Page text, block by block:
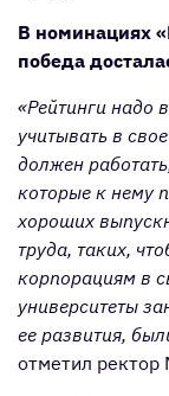
В номинациях
победа
«Рейтинги надо
учитывать в
должен
которые к нему
хороших
труда, таких,
корпорациям в
университеты
ее развития,
отметил